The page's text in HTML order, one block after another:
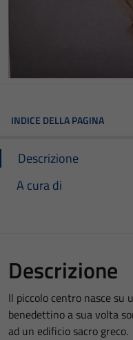
INDICE DELLA PAGINA
Descrizione
A cura di
Descrizione
Il piccolo centro nasce su
benedettino a sua volta
ad un edificio sacro greco.